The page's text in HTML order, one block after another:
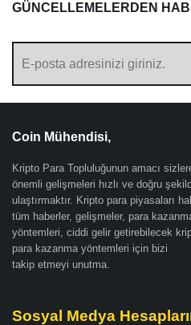
GÜNCELLEMELERDEN
Coin Mühendisi,
Kripto Para Topluluğunun amacı
önemli gelişmeleri hızlı ve doğru
ulaştırmaktır. Kripto para piyasaları
tüm haberler, gelişmeler, para
yöntemleri, ciddi gelir getirebilecek
para kazanma yöntemleri için bizi
takip etmeyi unutma.
Sosyal Medya